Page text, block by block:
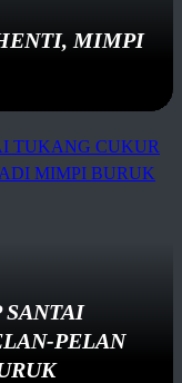
MIMPI
PELAN